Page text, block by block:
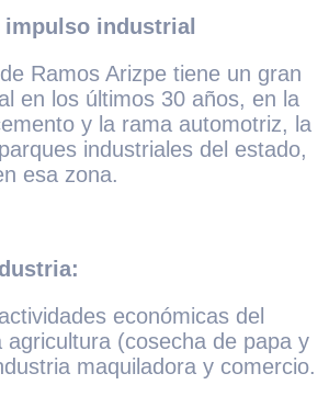
impulso industrial
Ramos Arizpe tiene un gran
en los últimos 30 años, en la
y la rama automotriz, la
industriales del estado,
esa zona.
económicas del
agricultura (cosecha de papa y
maquiladora y comercio.